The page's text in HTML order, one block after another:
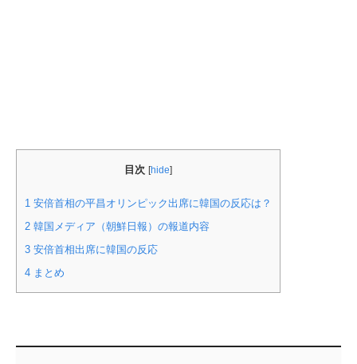
目次 [hide]
1 安倍首相の平昌オリンピック出席に韓国の反応は？
2 韓国メディア（朝鮮日報）の報道内容
3 安倍首相出席に韓国の反応
4 まとめ